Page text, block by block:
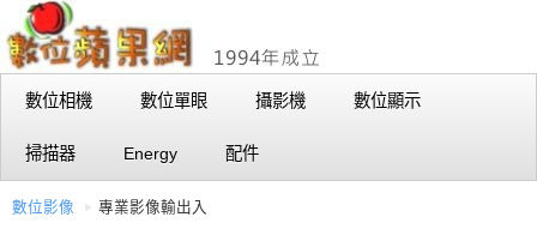
數位相機 數位單眼 攝影機 數位顯示
掃描器 Energy 配件
數位影像 專業影像輸出入